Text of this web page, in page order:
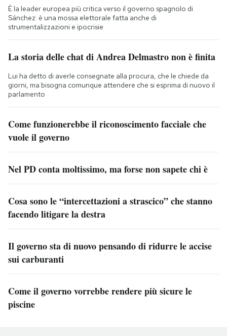
È la leader europea più critica verso il governo spagnolo di
Sánchez: è una mossa elettorale fatta anche di
strumentalizzazioni e ipocrisie
La storia delle chat di Andrea Delmastro non è finita
Lui ha detto di averle consegnate alla procura, che le chiede da
giorni, ma bisogna comunque attendere che si esprima di nuovo il
parlamento
Come funzionerebbe il riconoscimento facciale che
vuole il governo
Nel PD conta moltissimo, ma forse non sapete chi è
Cosa sono le “intercettazioni a strascico” che stanno
facendo litigare la destra
Il governo sta di nuovo pensando di ridurre le accise
sui carburanti
Come il governo vorrebbe rendere più sicure le
piscine